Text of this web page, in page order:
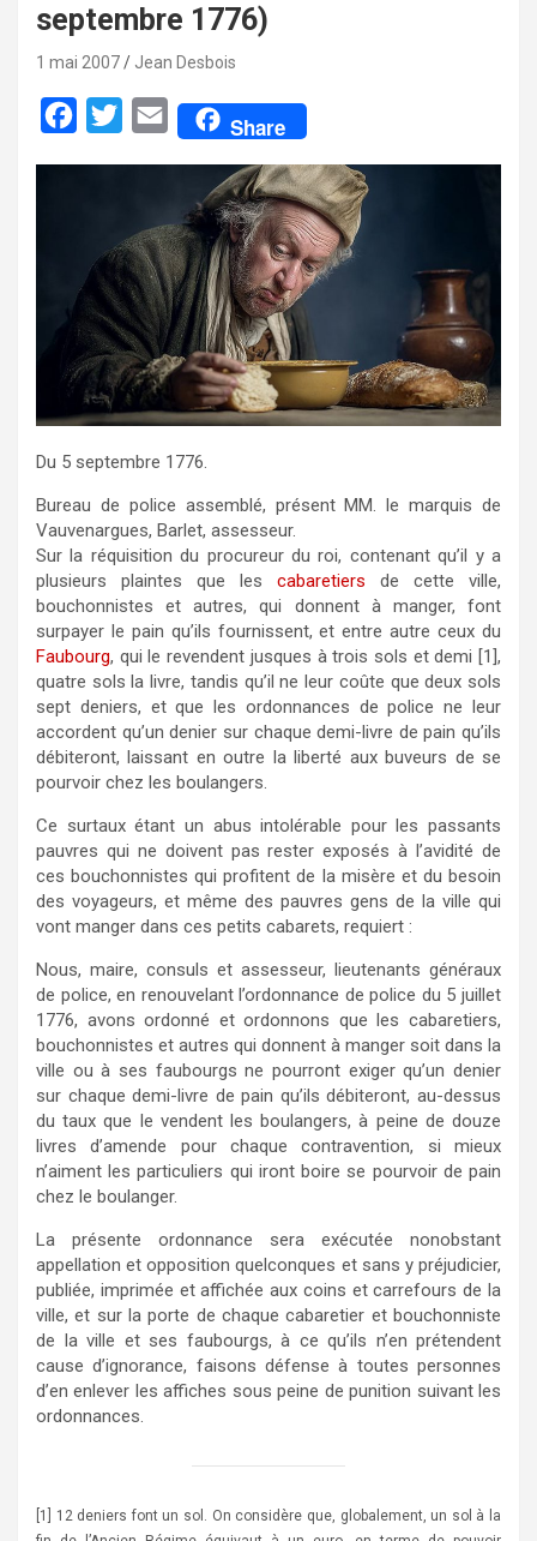
septembre 1776)
1 mai 2007 Jean Desbois
o
o
k
t
e
r
E
i
l
Share
Du 5 septembre 1776.
Bureau de police assemblé, présent MM. le marquis de
Vauvenargues, Barlet, assesseur.
Sur la réquisition du procureur du roi, contenant qu’il y a
plusieurs plaintes que les cabaretiers de cette ville,
bouchonnistes et autres, qui donnent à manger, font
surpayer le pain qu’ils fournissent, et entre autre ceux du
Faubourg, qui le revendent jusques à trois sols et demi [1],
quatre sols la livre, tandis qu’il ne leur coûte que deux sols
sept deniers, et que les ordonnances de police ne leur
accordent qu’un denier sur chaque demi-livre de pain qu’ils
débiteront, laissant en outre la liberté aux buveurs de se
pourvoir chez les boulangers.
Ce surtaux étant un abus intolérable pour les passants
pauvres qui ne doivent pas rester exposés à l’avidité de
ces bouchonnistes qui profitent de la misère et du besoin
des voyageurs, et même des pauvres gens de la ville qui
vont manger dans ces petits cabarets, requiert :
Nous, maire, consuls et assesseur, lieutenants généraux
de police, en renouvelant l’ordonnance de police du 5 juillet
1776, avons ordonné et ordonnons que les cabaretiers,
bouchonnistes et autres qui donnent à manger soit dans la
ville ou à ses faubourgs ne pourront exiger qu’un denier
sur chaque demi-livre de pain qu’ils débiteront, au-dessus
du taux que le vendent les boulangers, à peine de douze
livres d’amende pour chaque contravention, si mieux
n’aiment les particuliers qui iront boire se pourvoir de pain
chez le boulanger.
La présente ordonnance sera exécutée nonobstant
appellation et opposition quelconques et sans y préjudicier,
publiée, imprimée et affichée aux coins et carrefours de la
ville, et sur la porte de chaque cabaretier et bouchonniste
de la ville et ses faubourgs, à ce qu’ils n’en prétendent
cause d’ignorance, faisons défense à toutes personnes
d’en enlever les affiches sous peine de punition suivant les
ordonnances.
[1] 12 deniers font un sol. On considère que, globalement, un sol à la